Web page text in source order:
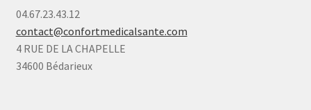
04.67.23.43.12
contact@confortmedicalsante.com
4 RUE DE LA CHAPELLE
34600 Bédarieux